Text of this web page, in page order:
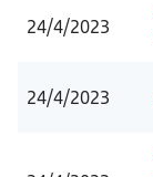
24/4/2023
24/4/2023